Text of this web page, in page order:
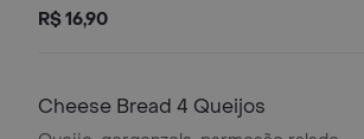
frango desfiado, queijo e molho de
parmesão ralado.
R$ 16,90
Cheese Bread 4 Queijos